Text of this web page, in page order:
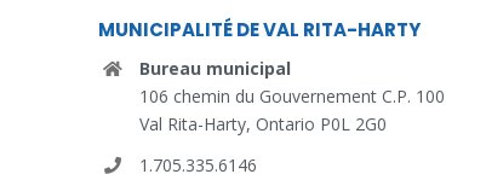
MUNICIPALITÉ DE VAL RITA-HARTY
Bureau municipal
106 chemin du Gouvernement C.P. 100
Val Rita-Harty, Ontario P0L 2G0
1.705.335.6146